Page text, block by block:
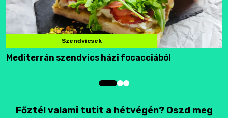
Szendvicsek
Mediterrán szendvics házi focacciából
Főztél valami tutit a hétvégén? Oszd meg